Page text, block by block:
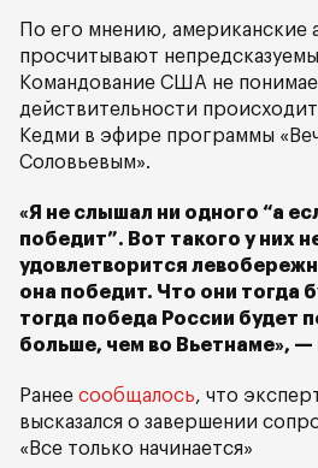
По его мнению, американские
просчитывают
Командование США не
действительности происходит
Кедми в эфире программы
Соловьевым».
«Я не слышал ни одного “а
победит”. Вот такого у них
удовлетворится
она победит. Что они тогда
тогда победа России
больше, чем во Вьетнаме», —
Ранее сообщалось, что
высказался о завершении
«Все только начинается»